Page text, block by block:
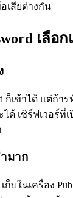
เสียต่างกัน
เลือ
ก็เข้าได้ แต่ถ้
ได้ เซิร์ฟเวอร์ที่
มาก
ก็บในเครื่อง